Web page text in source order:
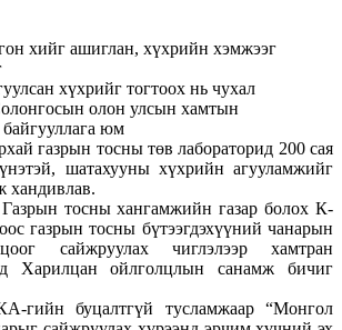
хийг ашиглан, хүхрийн хэмжээг
хүхрийг тогтоох нь чухал
олон улсын хамтын
юм
газрын тосны төв лабораторид 200 сая
шатахууны хүхрийн агууламжийг
хандивлав.
тосны хангамжийн газар болох К-
газрын тосны бүтээгдэхүүний чанарын
сайжруулах чиглэлээр хамтран
Харилцан ойлголцлын санамж бичиг
гийн буцалтгүй тусламжаар “Монгол